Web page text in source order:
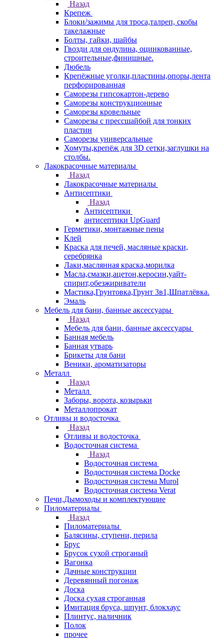
Назад
Крепеж
Блоки/зажимы для троса,талреп, скобы
такелажные
Болты, гайки, шайбы
Гвозди для ондулина, оцинкованные,
строительные,финишные.
Дюбель
Крепёжные уголки,пластины,опоры,лента
перфорированная
Саморезы гипсокартон-дерево
Саморезы конструкционные
Саморезы кровельные
Саморезы с прессшайбой для тонких
пластин
Саморезы универсальные
Хомуты,крепёж для 3D сетки,заглушки на
столбы.
Лакокрасочные материалы
Назад
Лакокрасочные материалы
Антисептики
Назад
Антисептики
антисептики UpGuard
Герметики, монтажные пены
Клей
Краска для печей, масляные краски,
серебрянка
Лаки,маслянная краска,морилка
Масла,смазки,ацетон,керосин,уайт-
спирит,обезжириватели
Мастика,Грунтовка,Грунт 3в1,Шпатлёвка.
Эмаль
Мебель для бани, банные аксессуары
Назад
Мебель для бани, банные аксессуары
Банная мебель
Банная утварь
Брикеты для бани
Веники, ароматизаторы
Металл
Назад
Металл
Заборы, ворота, козырьки
Металлопрокат
Отливы и водосточка
Назад
Отливы и водосточка
Водосточная система
Назад
Водосточная система
Водосточная система Docke
Водосточная система Murol
Водосточная система Verat
Печи,Дымоходы и комплектующие
Пиломатериалы
Назад
Пиломатериалы
Балясины, ступени, перила
Брус
Брусок сухой строганый
Вагонка
Дачные конструкции
Деревянный погонаж
Доска
Доска сухая строганная
Имитация бруса, шпунт, блокхаус
Плинтус, наличник
Полок
прочее